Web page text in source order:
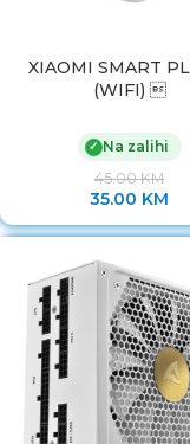
XIAOMI SMART
(WIFI) 
✓ Na zalihi
45.00KM
35.00 KM